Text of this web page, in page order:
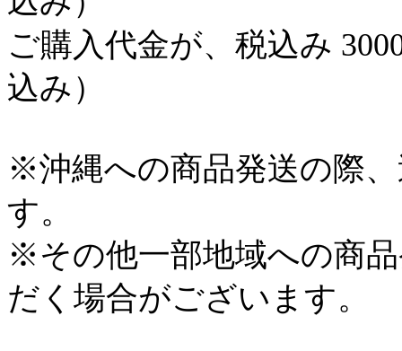
ご購入代金が、税込み
込み）
※沖縄への商品発送の際
す。
※その他一部地域への商
だく場合がございます。